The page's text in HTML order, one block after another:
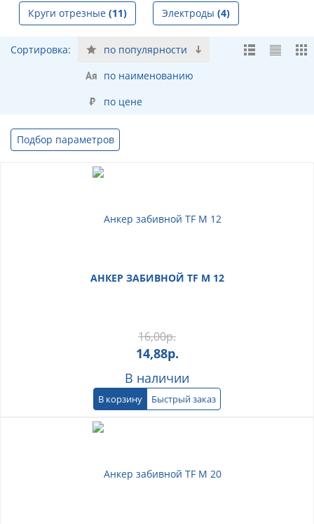
Круги отрезные (11) Электроды (4)
Сортировка:
по популярности
по наименованию
по цене
Подбор параметров
АНКЕР ЗАБИВНОЙ TF М 12
16,00р.
14,88р.
В наличии
В корзину Быстрый заказ